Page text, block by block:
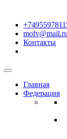
mofv@mail.ru
Контакты
Главная
Федерация